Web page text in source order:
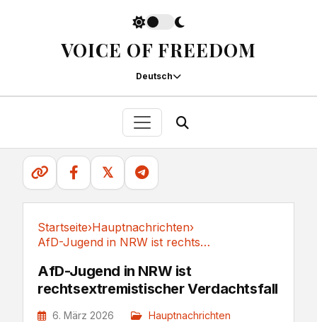
VOICE OF FREEDOM
Deutsch
𝕏
Startseite›Hauptnachrichten›
AfD-Jugend in NRW ist rechtsextremistischer...
AfD-Jugend in NRW ist
rechtsextremistischer Verdachtsfall
6. März 2026 Hauptnachrichten